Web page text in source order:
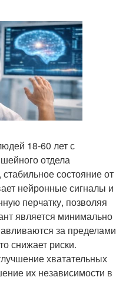
18-60 лет с
отдела
состояние от
нейронные сигналы и
перчатку, позволяя
является минимально
за пределами
снижает риски.
хватательных
их независимости в